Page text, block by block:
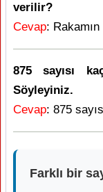
verilir?
Cevap:
875 sayısı
Söyleyiniz.
Cevap: 875
Farklı bir